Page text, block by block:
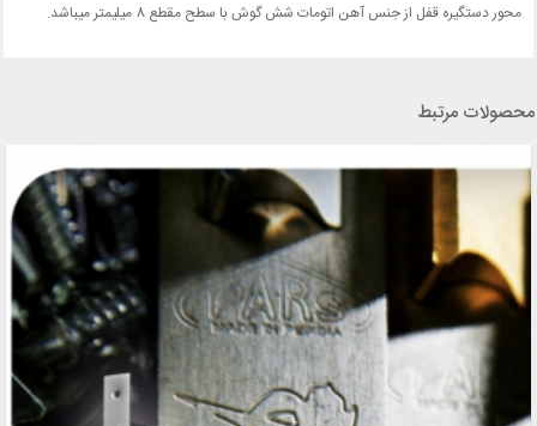
محور دستگیره قفل از جنس آهن اتومات شش گوش با سطح مقطع 8 میلیمتر میباشد.
محصولات مرتبط